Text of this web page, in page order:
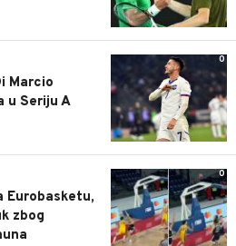
0
Marcio
u Seriju A
0
Eurobasketu,
zbog